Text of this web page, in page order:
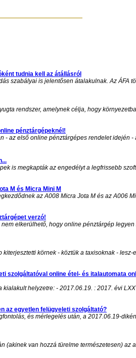
tudnia kell az átállásról
szabályai is jelentősen átalakulnak. Az ÁFA
rendszer, amelynek célja, hogy
pénztárgépeknél!
- az első online pénztárgépes rendelet idején -
is megkapták az engedélyt a legfrissebb
M és Micra Mini M
az A008 Micra Jota M és az A006
verzó!
elkerülhető, hogy online pénztárgép legyen
körnek - köztük a taxisoknak - lesz-
szolgáltatóval online étel- és italautomata
helyzetre: - 2017.06.19. : 2017. évi
az egyetlen felügyeleti szolgáltató?
és mérlegelés után, a 2017.06.19-
(akinek van hozzá türelme természetesen) az